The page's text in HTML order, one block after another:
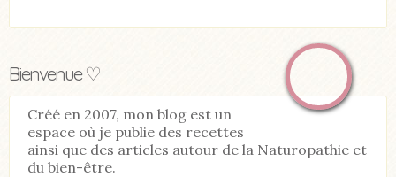
Bienvenue ♡
Créé en 2007, mon blog est un
espace où je publie des recettes
ainsi que des articles autour de la Naturopathie et
du bien-être.